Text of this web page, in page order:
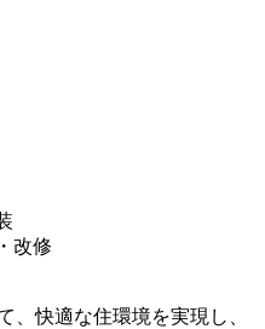
改修
、快適な住環境を実現し、